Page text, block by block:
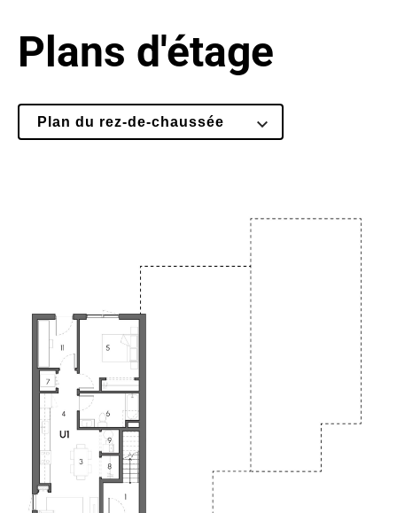
Plans d'étage
Select
Floor
Plan du rez-de-chaussée